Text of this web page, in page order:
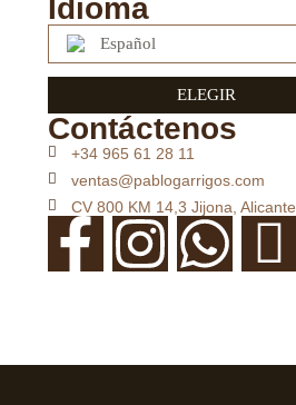
Idioma
Español
ELEGIR
Contáctenos
+34 965 61 28 11
ventas@pablogarrigos.com
CV 800 KM 14,3 Jijona, Alicante